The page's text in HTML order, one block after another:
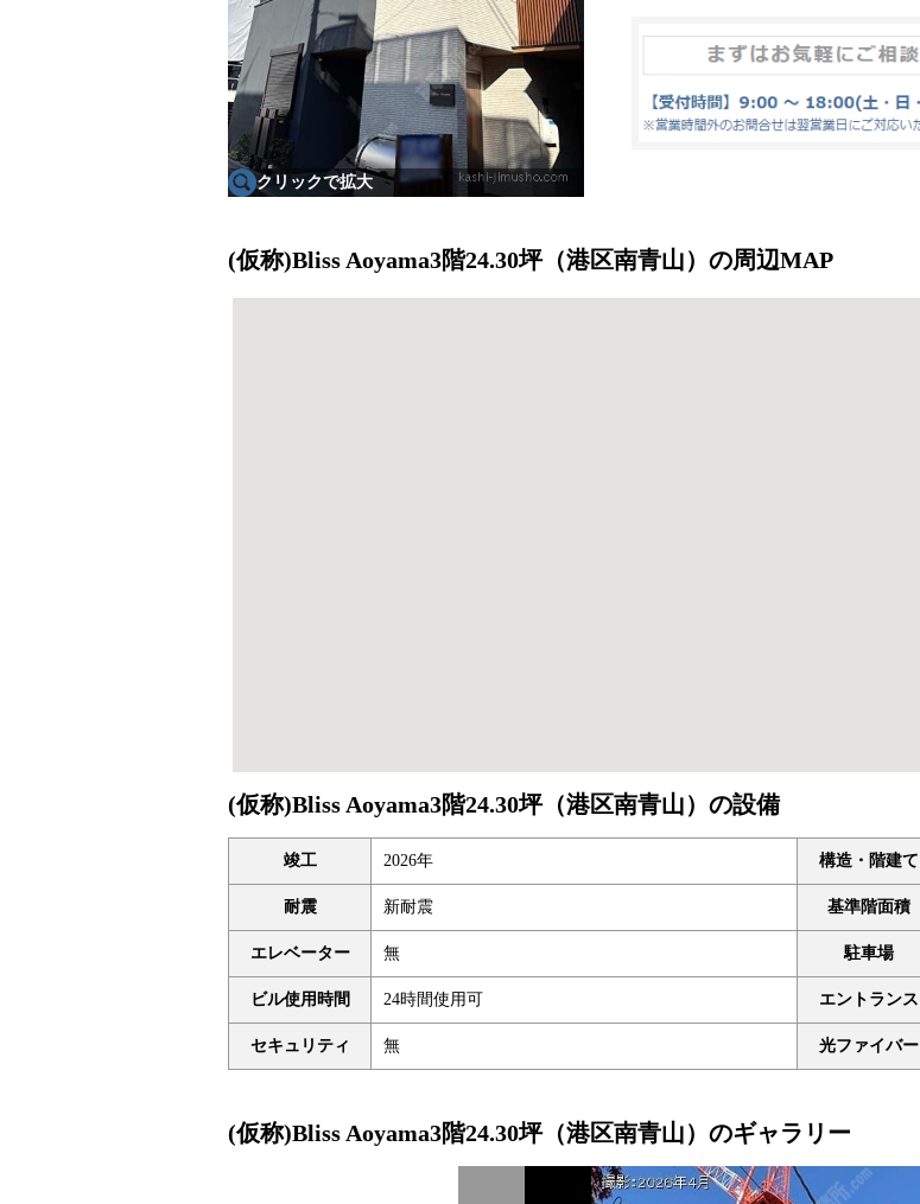
クリックで拡大
(仮称)Bliss Aoyama3階24.30坪（港区南青山）の周辺MAP
(仮称)Bliss Aoyama3階24.30坪（港区南青山）の設備
竣工 2026年 構造・階建て
耐震 新耐震 基準階面積
エレベーター 無 駐車場
ビル使用時間 24時間使用可 エントランス
セキュリティ 無 光ファイバー
(仮称)Bliss Aoyama3階24.30坪（港区南青山）のギャラリー